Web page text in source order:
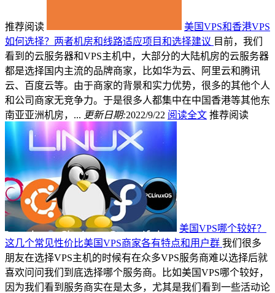
推荐阅读
美国VPS和香港VPS
如何选择？两者机房和线路适应项目和选择建议 目前，我们
看到的云服务器和VPS主机中，大部分的大陆机房的云服务器
都是选择国内主流的品牌商家，比如华为云、阿里云和腾讯
云、百度云等。由于商家的背景和实力优势，很多的其他个人
和公司商家无竞争力。于是很多人都集中在中国香港等其他东
南亚亚洲机房，... 更新日期:2022/9/22 阅读全文 推荐阅读
美国VPS哪个较好？
这几个常见性价比美国VPS商家各有特点和用户群 我们很多
朋友在选择VPS主机的时候有在众多VPS服务商难以选择后就
喜欢问问我们到底选择哪个服务商。比如美国VPS哪个较好，
因为我们看到服务商实在是太多，尤其是我们看到一些活动论